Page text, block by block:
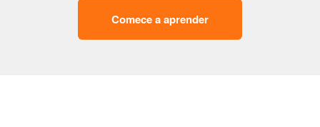
Comece a aprender